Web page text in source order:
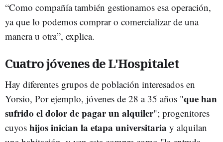
“Como compañía también gestionamos esa operación,
ya que lo podemos comprar o comercializar de una
manera u otra”, explica.
Cuatro jóvenes de L'Hospitalet
Hay diferentes grupos de población interesados en
Yorsio, Por ejemplo, jóvenes de 28 a 35 años "que han
sufrido el dolor de pagar un alquiler"; progenitores
cuyos hijos inician la etapa universitaria y alquilan